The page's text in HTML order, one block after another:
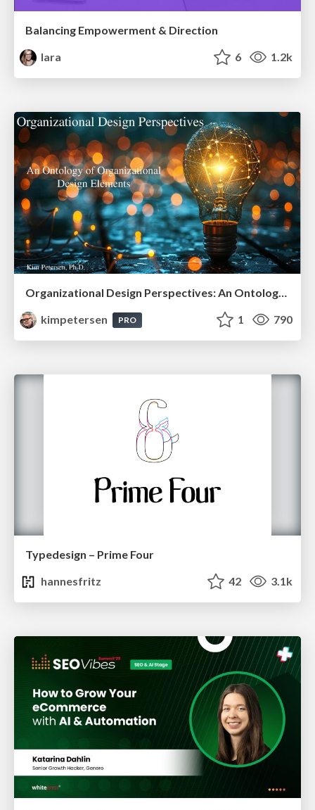
Balancing Empowerment & Direction
lara
6 1.2k
Organizational Design Perspectives: An Ontology of Organizational Design Elements
kimpetersen
PRO 1 790
Typedesign – Prime Four
hannesfritz
42 3.1k